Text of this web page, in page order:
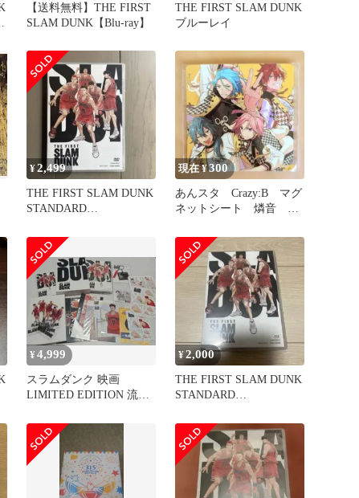
【送料無料】THE FIRST
SLAM DUNK【Blu-ray】
THE FIRST SLAM DUNK
ブルーレイ
¥2,499
THE FIRST SLAM DUNK
STANDARD
現在 ¥300
あんスタ Crazy:B マグ
ネットシート 燐音
¥4,999
スラムダンク 映画
LIMITED EDITION 流川
¥2,000
THE FIRST SLAM DUNK
STANDARD